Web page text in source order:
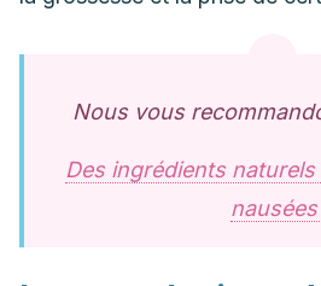
Nous vous
Des ingrédients
nausées